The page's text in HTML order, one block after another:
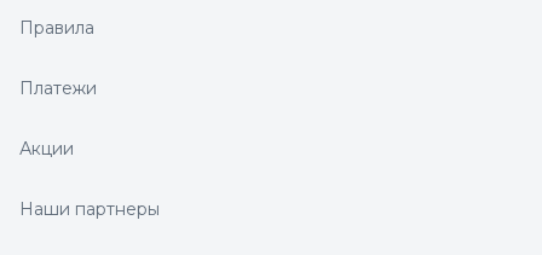
Правила
Платежи
Акции
Наши партнеры